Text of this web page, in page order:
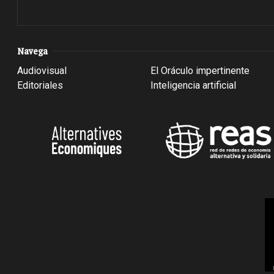
Navega
Audiovisual
Editoriales
El Oráculo impertinente
Inteligencia artificial